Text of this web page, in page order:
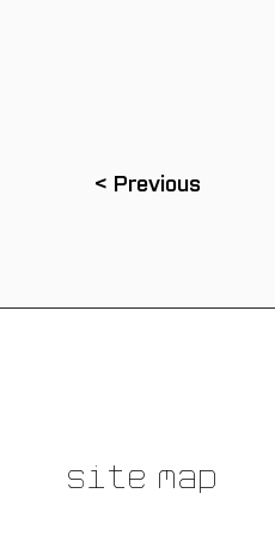
< Previous
Site Map